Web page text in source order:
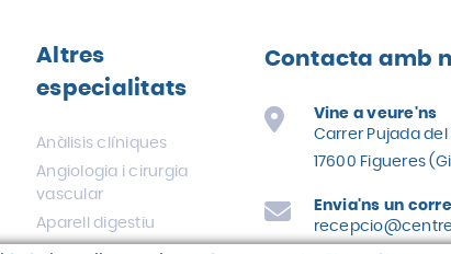
Altres
especialitats
Anàlisis clíniques
Angiologia i cirurgia
vascular
Aparell digestiu
Contacta amb
Vine a veure'ns
Carrer Pujada del
17600 Figueres
Envia'ns un